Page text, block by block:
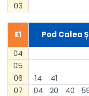
03
E1
Pod Calea
04
05
06
14
41
07
04 20 40